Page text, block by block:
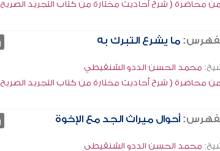
محاضرة ( شرح أحاديث مختارة من كتاب التجريد الصريح
ما يشرع التبرك به
محمد الحسن الددو الشنقيطي
محاضرة ( شرح أحاديث مختارة من كتاب التجريد الصريح
أحوال ميراث الجد مع الإخوة
محمد الحسن الددو الشنقيطي